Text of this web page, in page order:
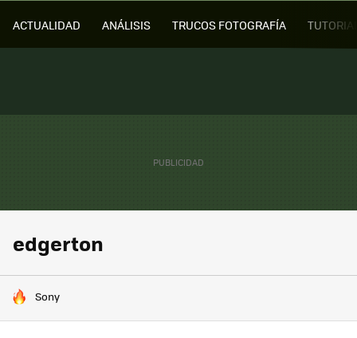
ACTUALIDAD ANÁLISIS TRUCOS FOTOGRAFÍA
edgerton
HOY SE HABLA DE
Sony